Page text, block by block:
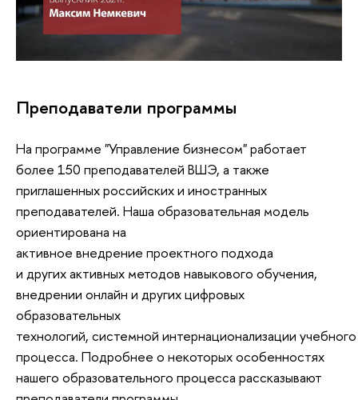
Преподаватели программы
На программе "Управление бизнесом" работает
более 150 преподавателей ВШЭ, а также
приглашенных российских и иностранных
преподавателей. Наша образовательная модель
ориентирована на
активное внедрение проектного подхода
и других активных методов навыкового обучения,
внедрении онлайн и других цифровых
образовательных
технологий, системной интернационализации учебного
процесса. Подробнее о некоторых особенностях
нашего образовательного процесса рассказывают